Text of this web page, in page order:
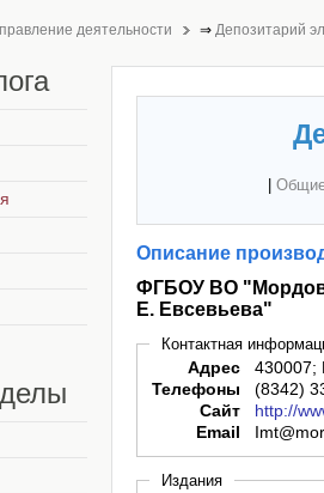
деятельности ⇒ Депозитарий
Описание
ФГБОУ ВО
Е. Евсевьева"
Контактная
Адрес
430007;
Телефоны
(8342)
Сайт
http://
Email
Издания